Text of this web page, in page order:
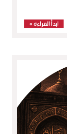
ابدأ القراءة »